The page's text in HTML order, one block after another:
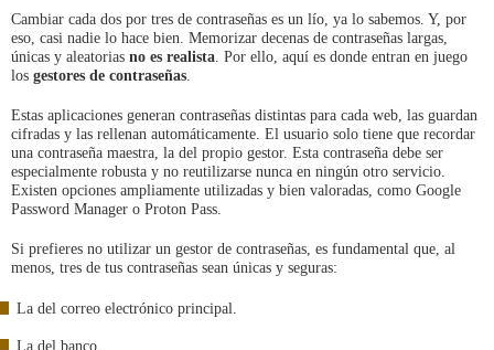
Cambiar cada dos por tres de contraseñas es un lío, ya lo sabemos. Y, por
eso, casi nadie lo hace bien. Memorizar decenas de contraseñas largas,
únicas y aleatorias no es realista. Por ello, aquí es donde entran en juego
los gestores de contraseñas.
Estas aplicaciones generan contraseñas distintas para cada web, las guardan
cifradas y las rellenan automáticamente. El usuario solo tiene que recordar
una contraseña maestra, la del propio gestor. Esta contraseña debe ser
especialmente robusta y no reutilizarse nunca en ningún otro servicio.
Existen opciones ampliamente utilizadas y bien valoradas, como Google
Password Manager o Proton Pass.
Si prefieres no utilizar un gestor de contraseñas, es fundamental que, al
menos, tres de tus contraseñas sean únicas y seguras:
La del correo electrónico principal.
La del banco.